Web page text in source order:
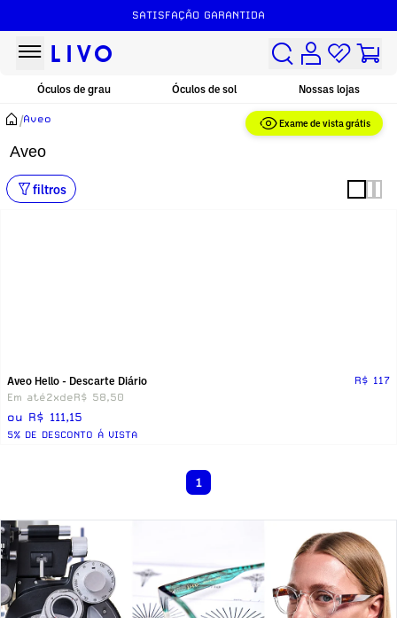
SATISFAÇÃO GARANTIDA
Exame de vista grátis
Óculos de grau Óculos de sol Nossas lojas
Aveo
/Aveo
filtros
Aveo Hello - Descarte Diário
R$ 117
Em até2xdeR$ 58,50
ou R$ 111,15
5% DE DESCONTO Á VISTA
1